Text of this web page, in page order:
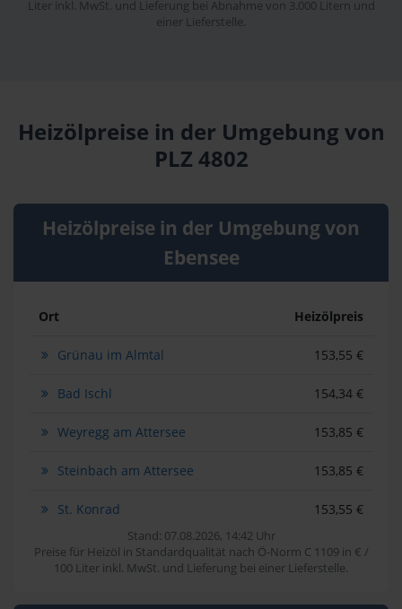
Liter inkl. MwSt. und Lieferung bei Abnahme von 3.000 Litern und
einer Lieferstelle.
Heizölpreise in der Umgebung von
PLZ 4802
Heizölpreise in der Umgebung von
Ebensee
Ort Heizölpreis
Grünau im Almtal 153,55 €
Bad Ischl 154,34 €
Weyregg am Attersee 153,85 €
Steinbach am Attersee 153,85 €
St. Konrad 153,55 €
Stand: 07.08.2026, 14:42 Uhr
Preise für Heizöl in Standardqualität nach Ö-Norm C 1109 in € /
100 Liter inkl. MwSt. und Lieferung bei einer Lieferstelle.